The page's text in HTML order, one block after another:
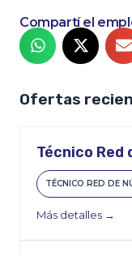
Compartí el
Ofertas
Técnico Red
TÉCNICO RED DE
Más detalles